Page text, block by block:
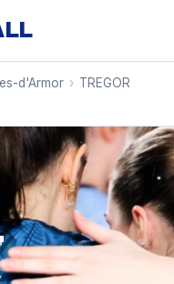
d'Armor › TREGOR